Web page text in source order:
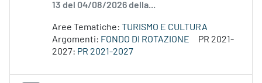
13 del 04/08/2026 della...
Aree Tematiche: TURISMO E CULTURA
Argomenti: FONDO DI ROTAZIONE
PR 2021-
2027: PR 2021-2027